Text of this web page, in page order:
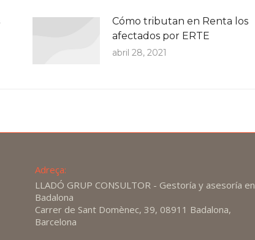
Cómo tributan en Renta los
afectados por ERTE
abril 28, 2021
Adreça:
LLADÓ GRUP CONSULTOR - Gestoría y asesoría en
Badalona
Carrer de Sant Domènec, 39, 08911 Badalona,
Barcelona